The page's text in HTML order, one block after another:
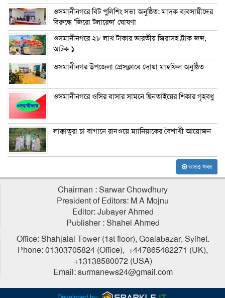
ওসমানীনগরে বিট পুলিশিং সভা অনুষ্ঠিত: মাদক ব্যবসায়ীদের
বিরুদ্ধে ‘জিরো টলারেন্স’ ঘোষণা
ওসমানীনগরে ২৮ লাখ টাকার ভারতীয় জিরাসহ ট্রাক জব্দ,
আটক ১
ওসমানীনগর উপজেলা প্রেসক্লাবে দোয়া মাহফিল অনুষ্ঠিত
ওসমানীনগরে ওসির বাসার সামনে ছিনতাইয়ের শিকার গৃহবধু
লাক্কাতুরা চা বাগানে রানওয়ে ম্যানিয়াকের বৈশাখী আয়োজন
আরও খবর
Chairman : Sarwar Chowdhury
President of Editors: M A Mojnu
Editor: Jubayer Ahmed
Publisher : Shahel Ahmed
Office: Shahjalal Tower (1st floor), Goalabazar, Sylhet.
Phone: 01303705824 (Office), +447865482271 (UK),
+13138580072 (USA)
Email: surmanews24@gmail.com